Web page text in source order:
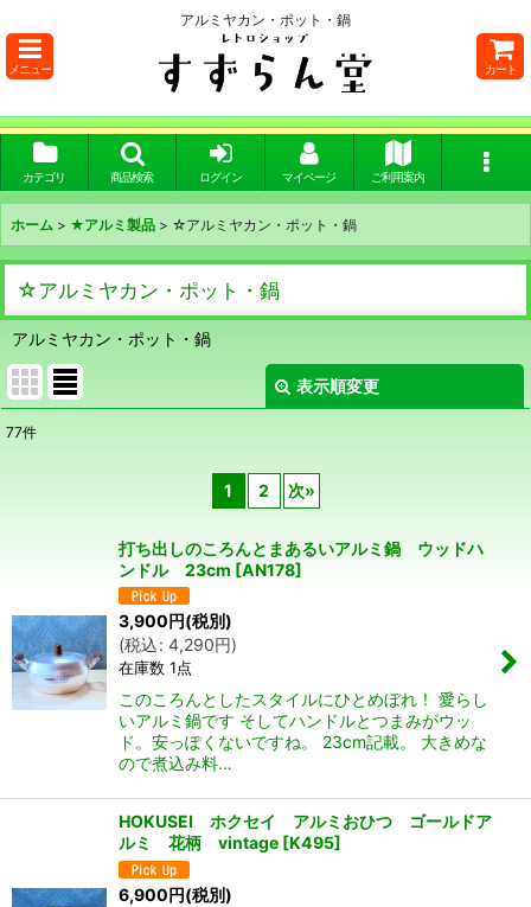
アルミヤカン・ポット・鍋
メニュー カート
カテゴリ 商品検索 ログイン マイページ ご利用案内
ホーム > ★アルミ製品 > ☆アルミヤカン・ポット・鍋
☆アルミヤカン・ポット・鍋
アルミヤカン・ポット・鍋
表示順変更
77件
1 2 次»
打ち出しのころんとまあるいアルミ鍋 ウッドハ
ンドル 23cm [AN178]
3,900 円(税別)
(税込: 4,290円)
在庫数 1点
このころんとしたスタイルにひとめぼれ！ 愛らし
いアルミ鍋です そしてハンドルとつまみがウッ
ド。安っぽくないですね。 23cm記載。 大きめな
ので煮込み料…
HOKUSEI ホクセイ アルミおひつ ゴールドア
ルミ 花柄 vintage [K495]
6,900円(税別)